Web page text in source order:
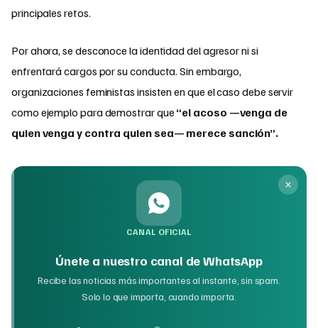
principales retos.
Por ahora, se desconoce la identidad del agresor ni si
enfrentará cargos por su conducta. Sin embargo,
organizaciones feministas insisten en que el caso debe servir
como ejemplo para demostrar que “el acoso —venga de
quien venga y contra quien sea— merece sanción”.
CANAL OFICIAL
Únete a nuestro canal de WhatsApp
Recibe las noticias más importantes al instante, sin spam.
Solo lo que importa, cuando importa.